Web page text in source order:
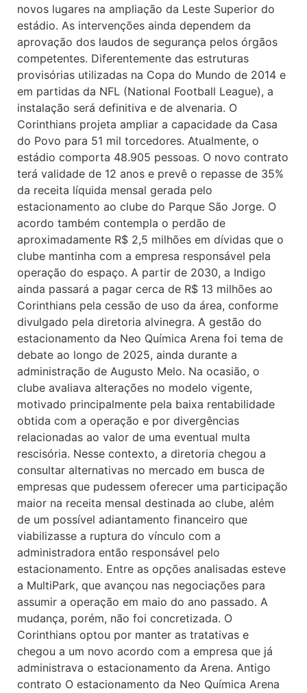
novos lugares na ampliação da Leste Superior do
estádio. As intervenções ainda dependem da
aprovação dos laudos de segurança pelos órgãos
competentes. Diferentemente das estruturas
provisórias utilizadas na Copa do Mundo de 2014 e
em partidas da NFL (National Football League), a
instalação será definitiva e de alvenaria. O
Corinthians projeta ampliar a capacidade da Casa
do Povo para 51 mil torcedores. Atualmente, o
estádio comporta 48.905 pessoas. O novo contrato
terá validade de 12 anos e prevê o repasse de 35%
da receita líquida mensal gerada pelo
estacionamento ao clube do Parque São Jorge. O
acordo também contempla o perdão de
aproximadamente R$ 2,5 milhões em dívidas que o
clube mantinha com a empresa responsável pela
operação do espaço. A partir de 2030, a Indigo
ainda passará a pagar cerca de R$ 13 milhões ao
Corinthians pela cessão de uso da área, conforme
divulgado pela diretoria alvinegra. A gestão do
estacionamento da Neo Química Arena foi tema de
debate ao longo de 2025, ainda durante a
administração de Augusto Melo. Na ocasião, o
clube avaliava alterações no modelo vigente,
motivado principalmente pela baixa rentabilidade
obtida com a operação e por divergências
relacionadas ao valor de uma eventual multa
rescisória. Nesse contexto, a diretoria chegou a
consultar alternativas no mercado em busca de
empresas que pudessem oferecer uma participação
maior na receita mensal destinada ao clube, além
de um possível adiantamento financeiro que
viabilizasse a ruptura do vínculo com a
administradora então responsável pelo
estacionamento. Entre as opções analisadas esteve
a MultiPark, que avançou nas negociações para
assumir a operação em maio do ano passado. A
mudança, porém, não foi concretizada. O
Corinthians optou por manter as tratativas e
chegou a um novo acordo com a empresa que já
administrava o estacionamento da Arena. Antigo
contrato O estacionamento da Neo Química Arena